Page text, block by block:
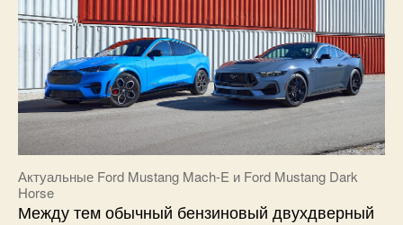
Актуальные Ford Mustang Mach-E и Ford Mustang Dark
Horse
Между тем обычный бензиновый двухдверный